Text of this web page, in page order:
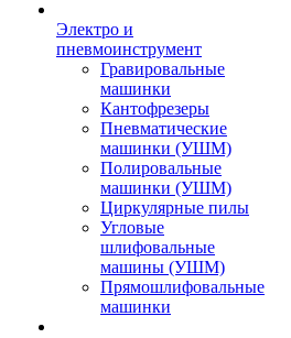
Электро и
пневмоинструмент
Гравировальные
машинки
Кантофрезеры
Пневматические
машинки (УШМ)
Полировальные
машинки (УШМ)
Циркулярные пилы
Угловые
шлифовальные
машины (УШМ)
Прямошлифовальные
машинки